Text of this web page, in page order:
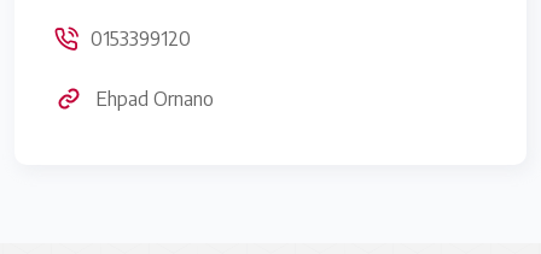
0153399120
Ehpad Ornano